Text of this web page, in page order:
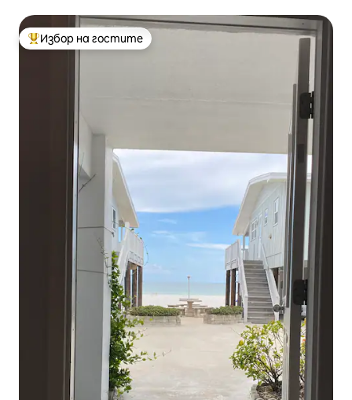
Най-популярен избор на гостите
Избор на гостите